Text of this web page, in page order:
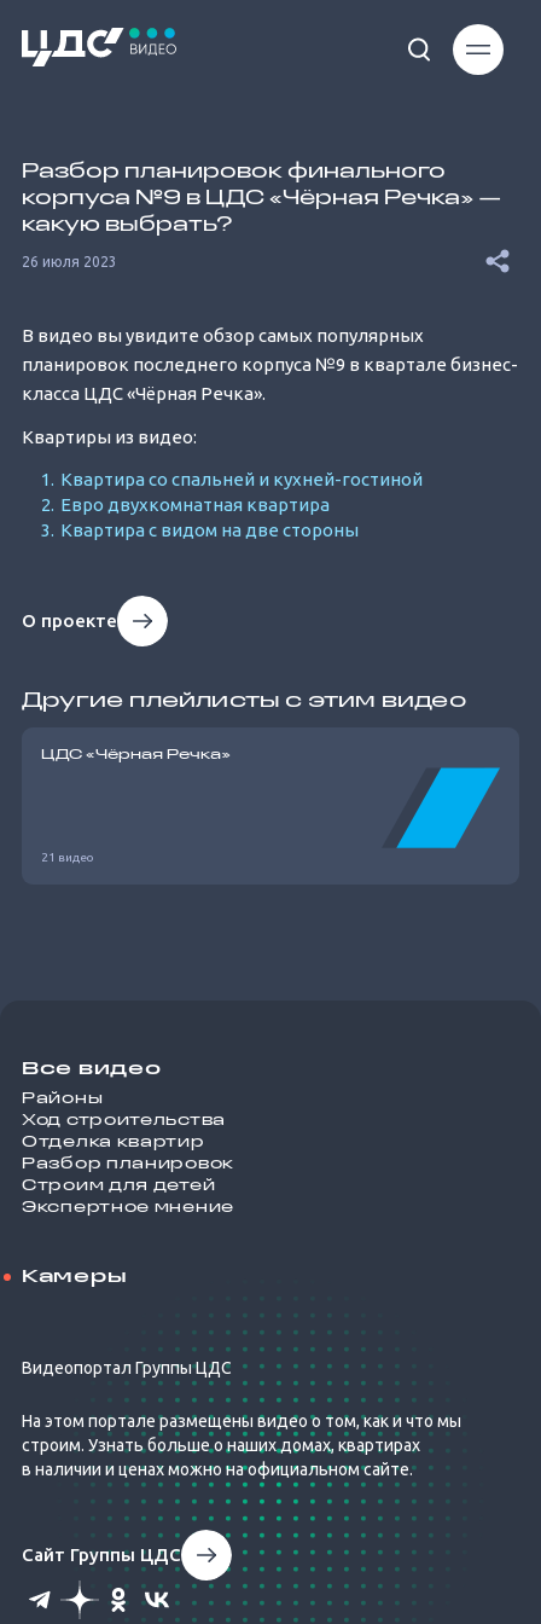
5.88%
Разбор планировок финального
корпуса №9 в ЦДС «Чёрная Речка» —
какую выбрать?
26 июля 2023
В видео вы увидите обзор самых популярных
планировок последнего корпуса №9 в квартале бизнес-
класса ЦДС «Чёрная Речка».
Квартиры из видео:
Квартира со спальней и кухней-гостиной
Евро двухкомнатная квартира
Квартира с видом на две стороны
О проекте
Другие плейлисты с этим видео
ЦДС «Чёрная Речка»
21 видео
Все видео
Районы
Ход строительства
Отделка квартир
Разбор планировок
Строим для детей
Экспертное мнение
Камеры
Видеопортал Группы ЦДС
На этом портале размещены видео о том, как и что мы
строим. Узнать больше о наших домах, квартирах
в наличии и ценах можно на официальном сайте.
Сайт Группы ЦДС